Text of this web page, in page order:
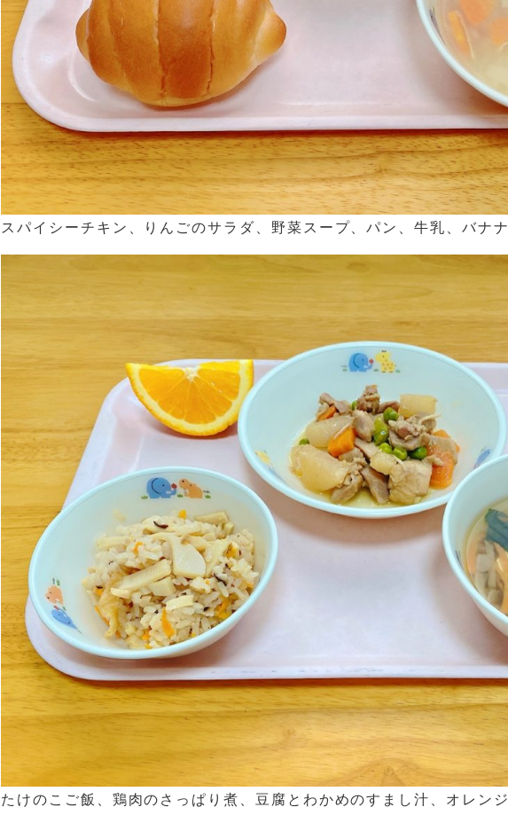
スパイシーチキン、りんごのサラダ、野菜スープ、パン、牛乳、バナナ
たけのこご飯、鶏肉のさっぱり煮、豆腐とわかめのすまし汁、オレンジ